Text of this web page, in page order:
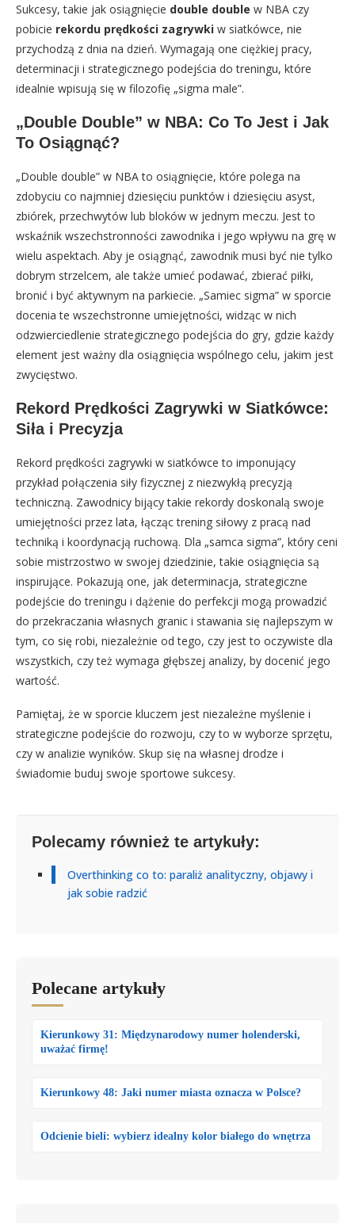
Sukcesy, takie jak osiągnięcie double double w NBA czy
pobicie rekordu prędkości zagrywki w siatkówce, nie
przychodzą z dnia na dzień. Wymagają one ciężkiej pracy,
determinacji i strategicznego podejścia do treningu, które
idealnie wpisują się w filozofię „sigma male”.
„Double Double” w NBA: Co To Jest i Jak
To Osiągnąć?
„Double double” w NBA to osiągnięcie, które polega na
zdobyciu co najmniej dziesięciu punktów i dziesięciu asyst,
zbiórek, przechwytów lub bloków w jednym meczu. Jest to
wskaźnik wszechstronności zawodnika i jego wpływu na grę w
wielu aspektach. Aby je osiągnąć, zawodnik musi być nie tylko
dobrym strzelcem, ale także umieć podawać, zbierać piłki,
bronić i być aktywnym na parkiecie. „Samiec sigma” w sporcie
docenia te wszechstronne umiejętności, widząc w nich
odzwierciedlenie strategicznego podejścia do gry, gdzie każdy
element jest ważny dla osiągnięcia wspólnego celu, jakim jest
zwycięstwo.
Rekord Prędkości Zagrywki w Siatkówce:
Siła i Precyzja
Rekord prędkości zagrywki w siatkówce to imponujący
przykład połączenia siły fizycznej z niezwykłą precyzją
techniczną. Zawodnicy bijący takie rekordy doskonalą swoje
umiejętności przez lata, łącząc trening siłowy z pracą nad
techniką i koordynacją ruchową. Dla „samca sigma”, który ceni
sobie mistrzostwo w swojej dziedzinie, takie osiągnięcia są
inspirujące. Pokazują one, jak determinacja, strategiczne
podejście do treningu i dążenie do perfekcji mogą prowadzić
do przekraczania własnych granic i stawania się najlepszym w
tym, co się robi, niezależnie od tego, czy jest to oczywiste dla
wszystkich, czy też wymaga głębszej analizy, by docenić jego
wartość.
Pamiętaj, że w sporcie kluczem jest niezależne myślenie i
strategiczne podejście do rozwoju, czy to w wyborze sprzętu,
czy w analizie wyników. Skup się na własnej drodze i
świadomie buduj swoje sportowe sukcesy.
Polecamy również te artykuły:
Overthinking co to: paraliż analityczny, objawy i
jak sobie radzić
Polecane artykuły
Kierunkowy 31: Międzynarodowy numer holenderski,
uważać firmę!
Kierunkowy 48: Jaki numer miasta oznacza w Polsce?
Odcienie bieli: wybierz idealny kolor białego do wnętrza